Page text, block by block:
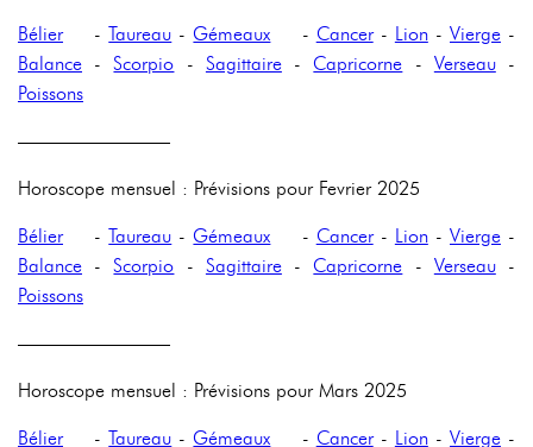
Bélier-Taureau - Gémeaux - Cancer- Lion- Vierge-
Balance -Scorpio - Sagittaire- Capricorne - Verseau-
Poissons
————————
Horoscope mensuel : Prévisions pour Fevrier 2025
Bélier-Taureau - Gémeaux - Cancer- Lion- Vierge-
Balance -Scorpio - Sagittaire- Capricorne - Verseau-
Poissons
————————
Horoscope mensuel : Prévisions pour Mars 2025
Bélier-Taureau - Gémeaux - Cancer- Lion- Vierge-